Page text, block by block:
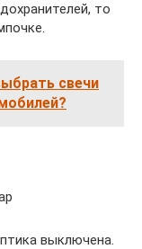
то
свечи
выключена.